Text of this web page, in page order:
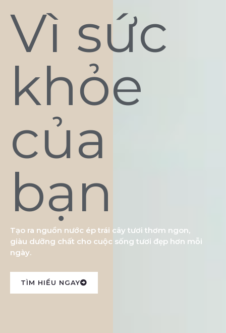
Vì sức
khỏe
của
bạn
Tạo ra nguồn nước ép trái cây tươi thơm ngon,
giàu dưỡng chất cho cuộc sống tươi đẹp hơn mỗi
ngày.
TÌM HIỂU NGAY